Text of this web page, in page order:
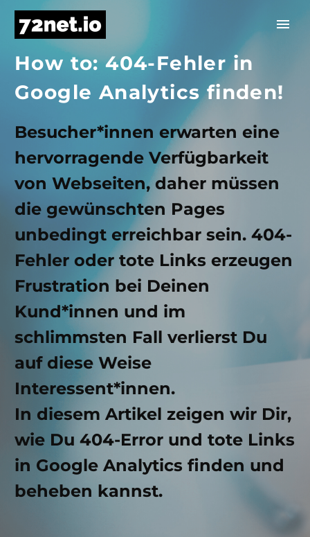
How to: 404-Fehler in
Google Analytics finden!
Besucher*innen erwarten eine
hervorragende Verfügbarkeit
von Webseiten, daher müssen
die gewünschten Pages
unbedingt erreichbar sein. 404-
Fehler oder tote Links erzeugen
Frustration bei Deinen
Kund*innen und im
schlimmsten Fall verlierst Du
auf diese Weise
Interessent*innen.
In diesem Artikel zeigen wir Dir,
wie Du 404-Error und tote Links
in Google Analytics finden und
beheben kannst.